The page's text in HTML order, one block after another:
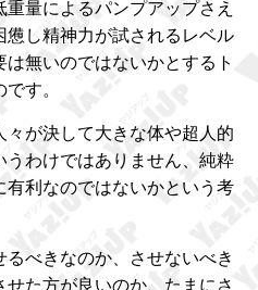
量によるパンプアップさえ
し精神力が試されるレベル
無いのではないかとするト
す。
が決して大きな体や超人的
わけではありません、純粋
利なのではないかという考
べきなのか、させないべき
た方が良いのか、たまにさ